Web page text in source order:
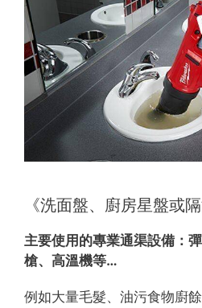
《洗面盤、廚房星盤或
主要使用的專業通渠設備：
槍、高溫機等…
例如大量毛髮、油污食物廚